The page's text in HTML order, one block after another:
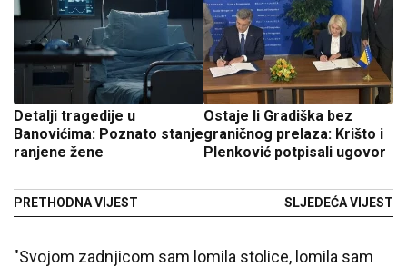
Detalji tragedije u
Banovićima: Poznato stanje
ranjene žene
PRETHODNA VIJEST
Ostaje li Gradiška bez
graničnog prelaza: Krišto i
Plenković potpisali ugovor
SLJEDEĆA VIJEST
"Svojom zadnjicom sam lomila stolice, lomila sam